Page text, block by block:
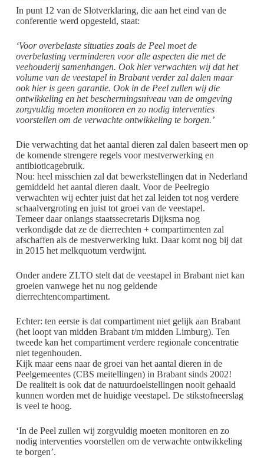
In punt 12 van de Slotverklaring, die aan het eind van de
conferentie werd opgesteld, staat:
‘Voor overbelaste situaties zoals de Peel moet de
overbelasting verminderen voor alle aspecten die met de
veehouderij samenhangen. Ook hier verwachten wij dat het
volume van de veestapel in Brabant verder zal dalen maar
ook hier is geen garantie. Ook in de Peel zullen wij die
ontwikkeling en het beschermingsniveau van de omgeving
zorgvuldig moeten monitoren en zo nodig interventies
voorstellen om de verwachte ontwikkeling te borgen.’
Die verwachting dat het aantal dieren zal dalen baseert men op
de komende strengere regels voor mestverwerking en
antibioticagebruik.
Nou: heel misschien zal dat bewerkstellingen dat in Nederland
gemiddeld het aantal dieren daalt. Voor de Peelregio
verwachten wij echter juist dat het zal leiden tot nog verdere
schaalvergroting en juist tot groei van de veestapel.
Temeer daar onlangs staatssecretaris Dijksma nog
verkondigde dat ze de dierrechten + compartimenten zal
afschaffen als de mestverwerking lukt. Daar komt nog bij dat
in 2015 het melkquotum verdwijnt.
Onder andere ZLTO stelt dat de veestapel in Brabant niet kan
groeien vanwege het nu nog geldende
dierrechtencompartiment.
Echter: ten eerste is dat compartiment niet gelijk aan Brabant
(het loopt van midden Brabant t/m midden Limburg). Ten
tweede kan het compartiment verdere regionale concentratie
niet tegenhouden.
Kijk maar eens naar de groei van het aantal dieren in de
Peelgemeentes (CBS meitellingen) in Brabant sinds 2002!
De realiteit is ook dat de natuurdoelstellingen nooit gehaald
kunnen worden met de huidige veestapel. De stikstofneerslag
is veel te hoog.
‘In de Peel zullen wij zorgvuldig moeten monitoren en zo
nodig interventies voorstellen om de verwachte ontwikkeling
te borgen’.